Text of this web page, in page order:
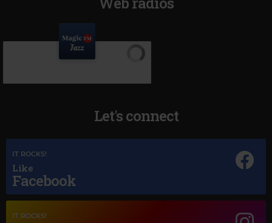
Let's connect
IT ROCKS!
Like
Facebook
IT ROCKS!